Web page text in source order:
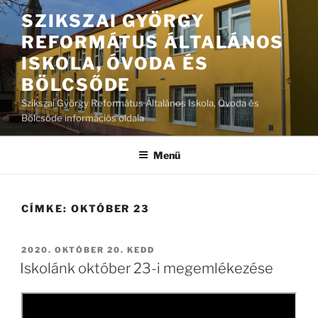
Tartalomhoz
SZIKSZAI GYÖRGY
REFORMÁTUS ÁLTALÁNOS
ISKOLA, ÓVODA ÉS
BÖLCSŐDE
Szikszai György Református Általános Iskola, Óvoda és
Bölcsőde információs oldala
Menü
CÍMKE: OKTÓBER 23
BEKÜLDVE:
2020. OKTÓBER 20. KEDD
Iskolánk október 23-i megemlékezése